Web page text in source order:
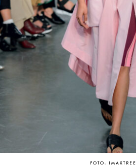
FOTO: IMAXTREE